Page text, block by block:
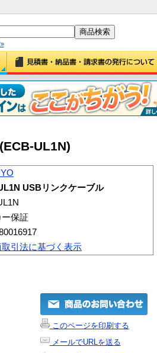
UL1N)
USBリンクケーブル
ー保証
引法に基づく表示
このページを印刷する
メールでURLを送る